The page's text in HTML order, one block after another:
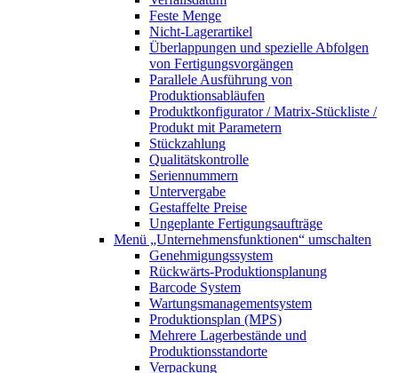
Feste Menge
Nicht-Lagerartikel
Überlappungen und spezielle Abfolgen
von Fertigungsvorgängen
Parallele Ausführung von
Produktionsabläufen
Produktkonfigurator / Matrix-Stückliste /
Produkt mit Parametern
Stückzahlung
Qualitätskontrolle
Seriennummern
Untervergabe
Gestaffelte Preise
Ungeplante Fertigungsaufträge
Menü „Unternehmensfunktionen“ umschalten
Genehmigungssystem
Rückwärts-Produktionsplanung
Barcode System
Wartungsmanagementsystem
Produktionsplan (MPS)
Mehrere Lagerbestände und
Produktionsstandorte
Verpackung